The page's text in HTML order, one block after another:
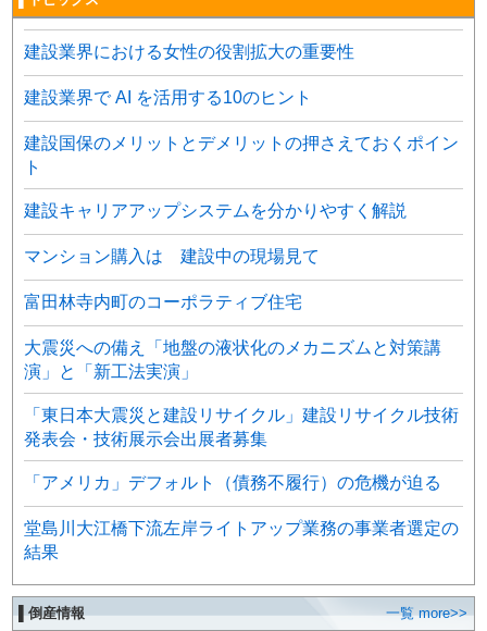
建設業界における女性の役割拡大の重要性
建設業界で AI を活用する10のヒント
建設国保のメリットとデメリットの押さえておくポイン
ト
建設キャリアアップシステムを分かりやすく解説
マンション購入は 建設中の現場見て
富田林寺内町のコーポラティブ住宅
大震災への備え「地盤の液状化のメカニズムと対策講
演」と「新工法実演」
「東日本大震災と建設リサイクル」建設リサイクル技術
発表会・技術展示会出展者募集
「アメリカ」デフォルト（債務不履行）の危機が迫る
堂島川大江橋下流左岸ライトアップ業務の事業者選定の
結果
▌倒産情報 一覧 more>>